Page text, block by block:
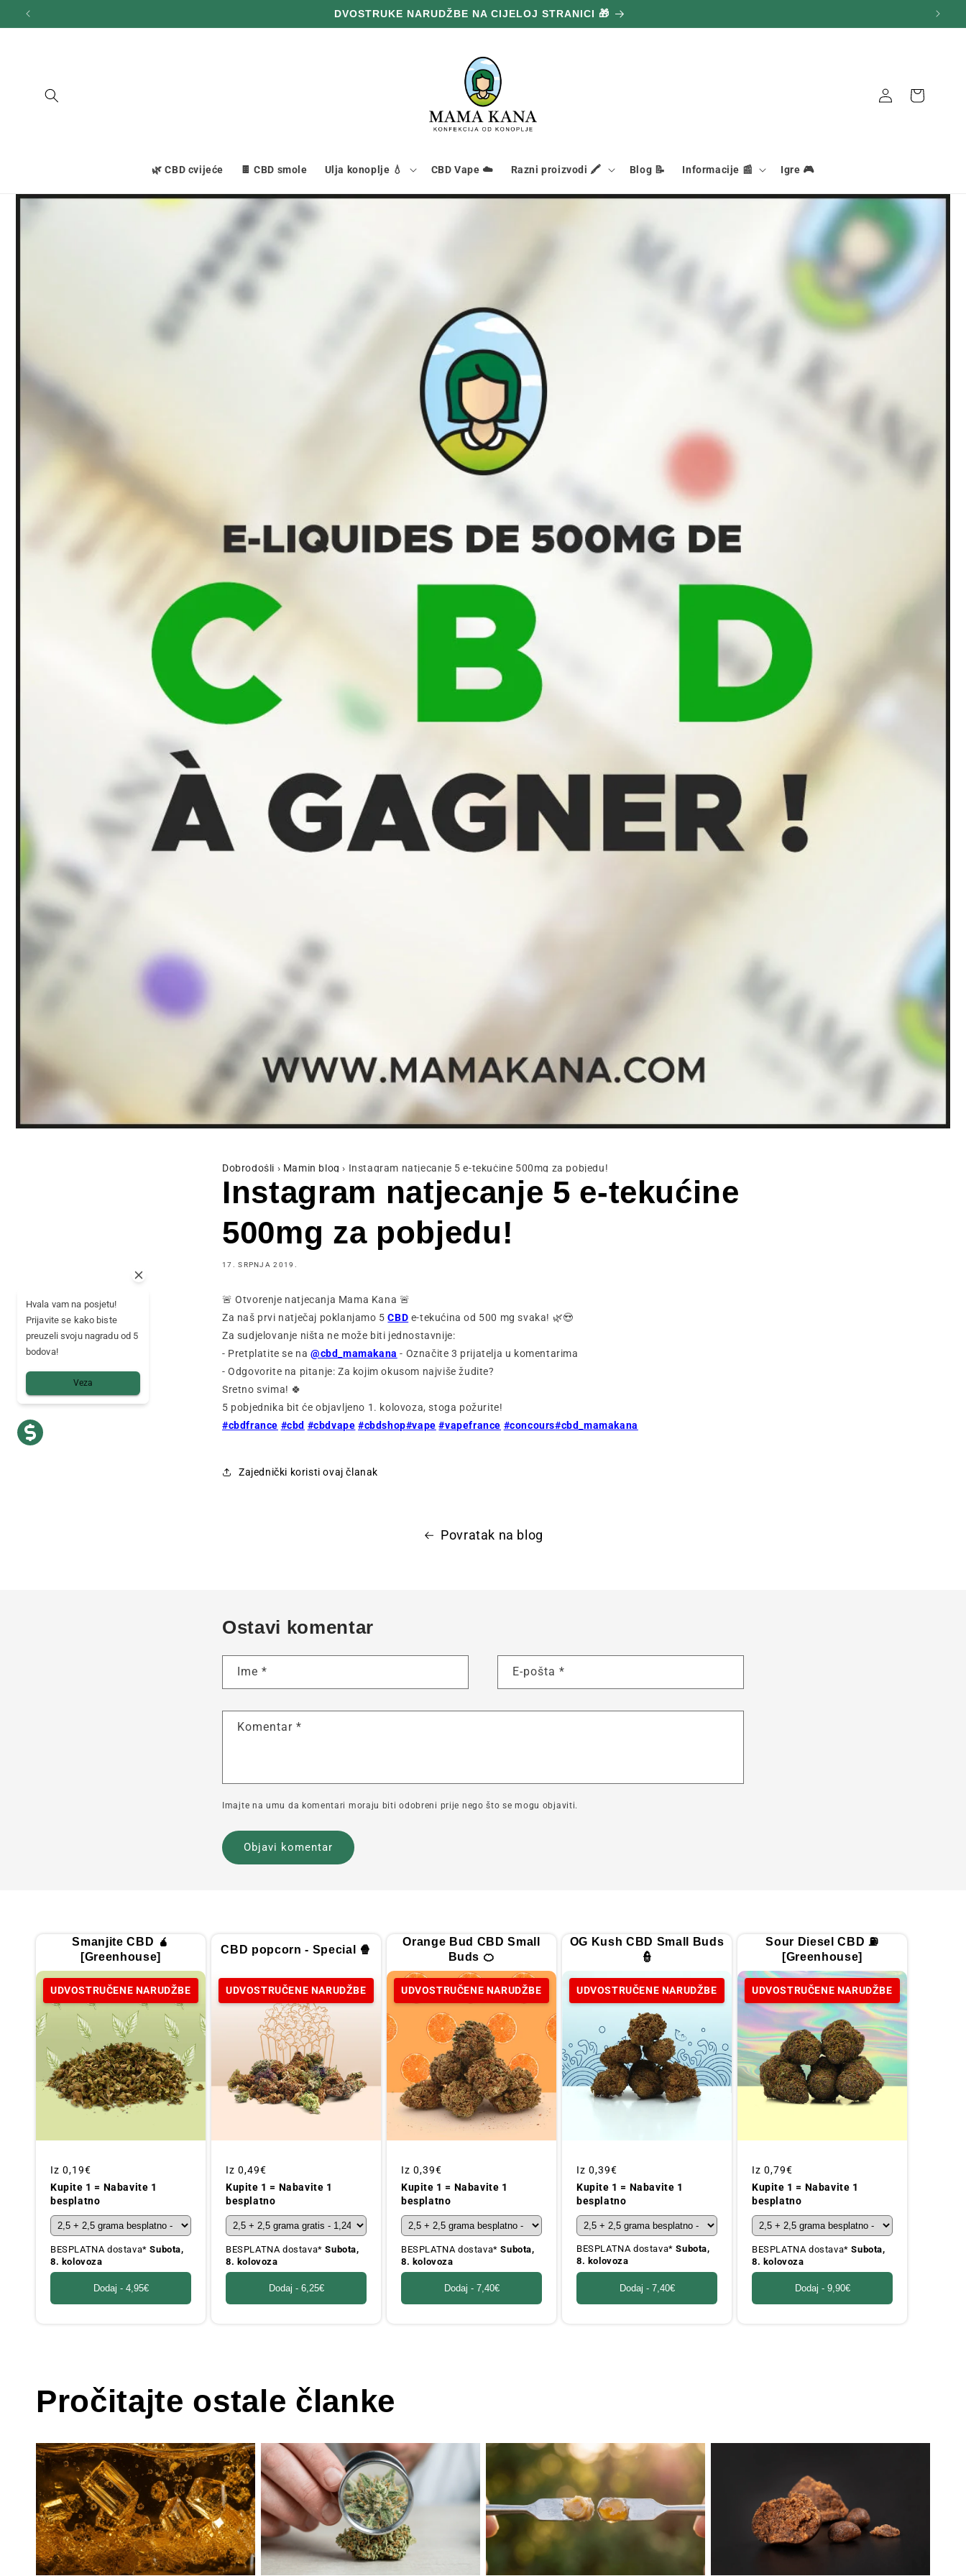
na
sadržaj
DVOSTRUKE NARUDŽBE NA CIJELOJ STRANICI 🎁
🌿 CBD cvijeće 🍫 CBD smole Ulja konoplje 💧 CBD Vape ☁️ Razni proizvodi 🖍️ Blog 📝 Informacije 📰 Igre 🎮
Veza Košara
Dobrodošli › Mamin blog › Instagram natjecanje 5 e-tekućine 500mg za pobjedu!
Instagram natjecanje 5 e-tekućine
500mg za pobjedu!
17. SRPNJA 2019.
🚨 Otvorenje natjecanja Mama Kana 🚨
Za naš prvi natječaj poklanjamo 5CBD e-tekućina od 500 mg svaka! 🌿😍
Za sudjelovanje ništa ne može biti jednostavnije:
- Pretplatite se na @cbd_mamakana - Označite 3 prijatelja u komentarima
- Odgovorite na pitanje: Za kojim okusom najviše žudite?
Sretno svima! 🍀
5 pobjednika bit će objavljeno 1. kolovoza, stoga požurite!
#cbdfrance #cbd #cbdvape #cbdshop#vape #vapefrance #concours#cbd_mamakana
Zajednički koristi ovaj članak
Povratak na blog
Ostavi komentar
Ime * E-pošta *
Komentar *
Imajte na umu da komentari moraju biti odobreni prije nego što se mogu objaviti.
Smanjite CBD 🧉
[Greenhouse]
UDVOSTRUČENE NARUDŽBE
Redovna
cijena
Iz 0,19€
Kupite 1 = Nabavite 1
besplatno
BESPLATNA dostava*Subota,
8. kolovoza
Dodaj - 4,95€
CBD popcorn - Special 🍿
UDVOSTRUČENE NARUDŽBE
Redovna
cijena
Iz 0,49€
Kupite 1 = Nabavite 1
besplatno
BESPLATNA dostava*Subota,
8. kolovoza
Dodaj - 6,25€
Orange Bud CBD Small
Buds 🍊
UDVOSTRUČENE NARUDŽBE
Redovna
cijena
Iz 0,39€
Kupite 1 = Nabavite 1
besplatno
BESPLATNA dostava*Subota,
8. kolovoza
Dodaj - 7,40€
OG Kush CBD Small Buds
👮
UDVOSTRUČENE NARUDŽBE
Redovna
cijena
Iz 0,39€
Kupite 1 = Nabavite 1
besplatno
BESPLATNA dostava*Subota,
8. kolovoza
Dodaj - 7,40€
Sour Diesel CBD ⛽
[Greenhouse]
UDVOSTRUČENE NARUDŽBE
Redovna
cijena
Iz 0,79€
Kupite 1 = Nabavite 1
besplatno
BESPLATNA dostava*Subota,
8. kolovoza
Dodaj - 9,90€
Pročitajte ostale članke
Hvala vam na posjetu!
Prijavite se kako biste
preuzeli svoju nagradu od 5
bodova!
Veza